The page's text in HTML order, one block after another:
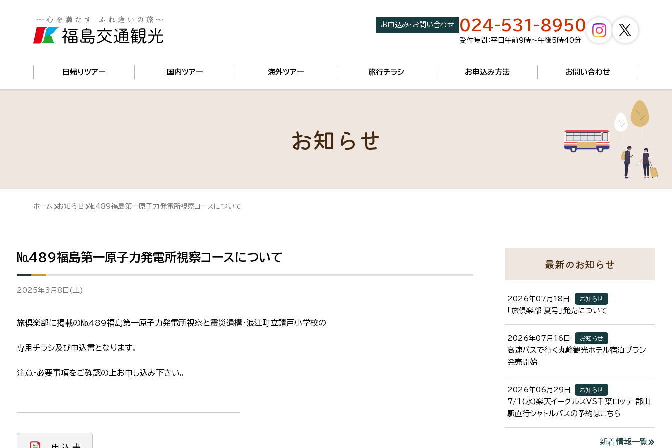
お申込み・お問い合わせ 024-531-8950
受付時間：平日午前9時～午後5時40分
日帰りツアー 国内ツアー 海外ツアー 旅行チラシ お申込み方法 お問い合わせ
お知らせ
ホーム お知らせ №489福島第一原子力発電所視察コースについて
№489福島第一原子力発電所視察コースについて
2025年3月8日(土)
旅倶楽部に掲載の№489福島第一原子力発電所視察と震災遺構・浪江町立請戸小学校の
専用チラシ及び申込書となります。
注意・必要事項をご確認の上お申し込み下さい。
最新のお知らせ
2026年07月18日 お知らせ
「旅倶楽部 夏号」発売について
2026年07月16日 お知らせ
高速バスで行く丸峰観光ホテル宿泊プラン
発売開始
2026年06月29日 お知らせ
7/1(水)楽天イーグルスVS千葉ロッテ 郡山
駅直行シャトルバスの予約はこちら
新着情報一覧